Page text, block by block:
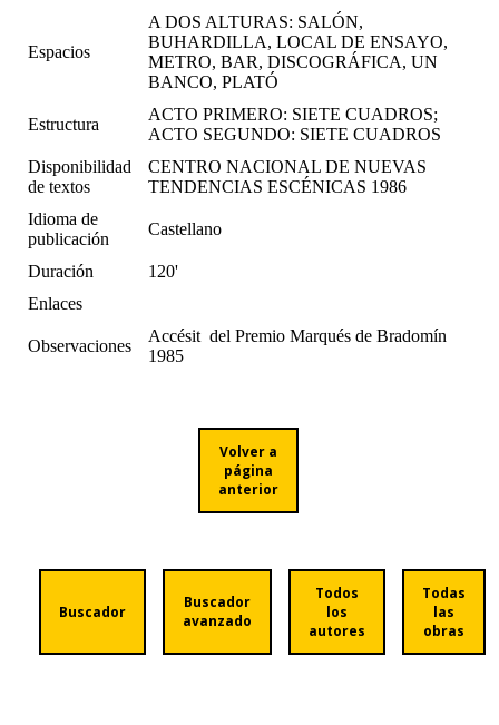
Espacios
A DOS ALTURAS: SALÓN,
BUHARDILLA, LOCAL DE ENSAYO,
METRO, BAR, DISCOGRÁFICA, UN
BANCO, PLATÓ
Estructura
ACTO PRIMERO: SIETE CUADROS;
ACTO SEGUNDO: SIETE CUADROS
Disponibilidad
de textos
CENTRO NACIONAL DE NUEVAS
TENDENCIAS ESCÉNICAS 1986
Idioma de
publicación
Castellano
Duración
120'
Enlaces
Observaciones
Accésit del Premio Marqués de Bradomín
1985
Volver a
página
anterior
Buscador
Buscador
avanzado
Todos
los
autores
Todas
las
obras